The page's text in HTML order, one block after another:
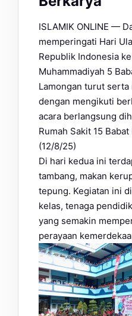
ISLAMIK ONLINE —
memperingati Hari
Republik Indonesia
Muhammadiyah 5
Lamongan turut serta
dengan mengikuti
acara berlangsung
Rumah Sakit 15
(12/8/25)
Di hari kedua ini
tambang, makan
tepung. Kegiatan ini
kelas, tenaga
yang semakin
perayaan